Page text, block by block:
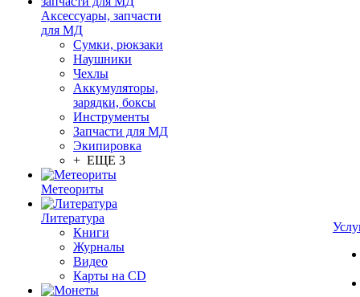
Аксессуары, запчасти
для МД
Сумки, рюкзаки
Наушники
Чехлы
Аккумуляторы,
зарядки, боксы
Инструменты
Запчасти для МД
Экипировка
+ ЕЩЕ 3
Метеориты
Литература
Книги
Журналы
Видео
Карты на CD